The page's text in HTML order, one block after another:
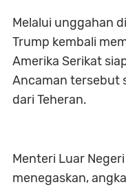
Melalui unggahan
Trump kembali
Amerika Serikat
Ancaman tersebut
dari Teheran.
Menteri Luar
menegaskan,